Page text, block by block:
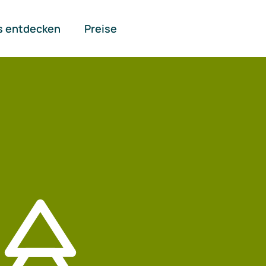
entdecken Preise